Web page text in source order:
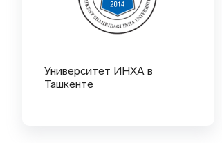
Университет ИНХА в
Ташкенте